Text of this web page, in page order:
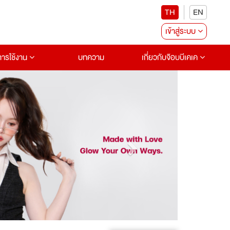
TH
EN
เข้าสู่ระบบ
รใช้งาน
บทความ เกี่ยวกับจ๊อบบีเคเค